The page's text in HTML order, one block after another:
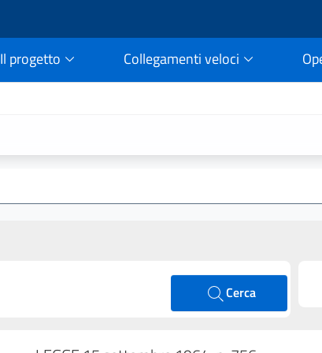
Il progetto Collegamenti veloci
Cerca